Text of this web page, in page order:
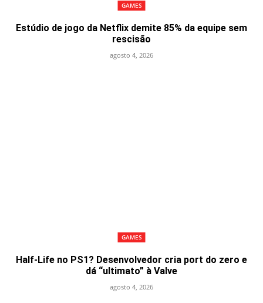
GAMES
Estúdio de jogo da Netflix demite 85% da equipe sem
rescisão
agosto 4, 2026
GAMES
Half-Life no PS1? Desenvolvedor cria port do zero e
dá “ultimato” à Valve
agosto 4, 2026